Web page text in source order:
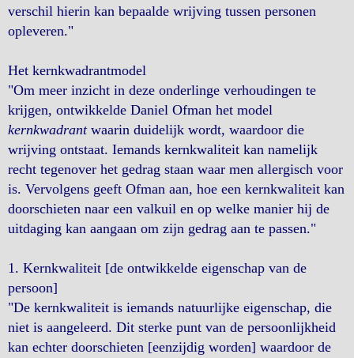
verschil hierin kan bepaalde wrijving tussen personen
opleveren."
Het kernkwadrantmodel
"Om meer inzicht in deze onderlinge verhoudingen te
krijgen, ontwikkelde Daniel Ofman het model
kernkwadrantwaarin duidelijk wordt, waardoor die
wrijving ontstaat. Iemands kernkwaliteit kan namelijk
recht tegenover het gedrag staan waar men allergisch voor
is. Vervolgens geeft Ofman aan, hoe een kernkwaliteit kan
doorschieten naar een valkuil en op welke manier hij de
uitdaging kan aangaan om zijn gedrag aan te passen."
1. Kernkwaliteit [de ontwikkelde eigenschap van de
persoon]
"De kernkwaliteit is iemands natuurlijke eigenschap, die
niet is aangeleerd. Dit sterke punt van de persoonlijkheid
kan echter doorschieten [eenzijdig worden] waardoor de